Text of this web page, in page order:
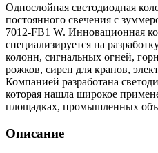
Однослойная светодиодная
постоянного свечения с
7012-FB1 W. Инновационная
специализируется на
колонн, сигнальных огней,
рожков, сирен для кранов,
Компанией разработана
которая нашла широкое
площадках, промышленных
Описание